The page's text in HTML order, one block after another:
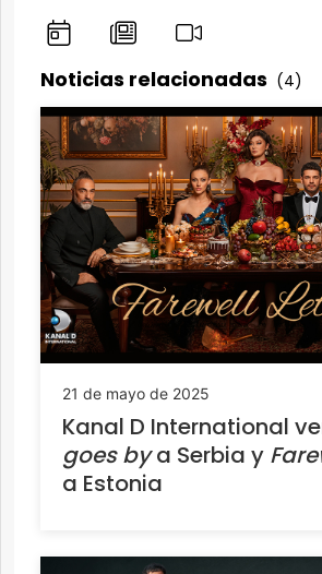
Noticias relacionadas (4)
21 de mayo de 2025
Kanal D International
goes bya Serbia y
a Estonia